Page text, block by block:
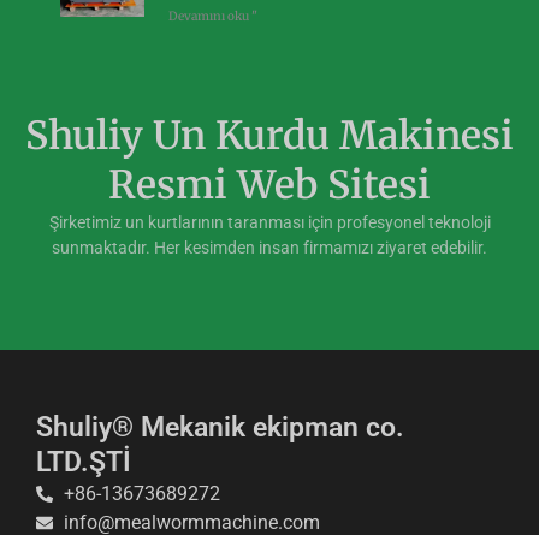
Devamını oku "
Shuliy Un Kurdu Makinesi
Resmi Web Sitesi
Şirketimiz un kurtlarının taranması için profesyonel teknoloji
sunmaktadır. Her kesimden insan firmamızı ziyaret edebilir.
Shuliy® Mekanik ekipman co.
LTD.ŞTİ
+86-13673689272
info@mealwormmachine.com